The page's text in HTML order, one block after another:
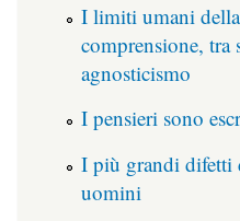
I limiti umani
comprensione, tra
agnosticismo
I pensieri sono
I più grandi difetti
uomini